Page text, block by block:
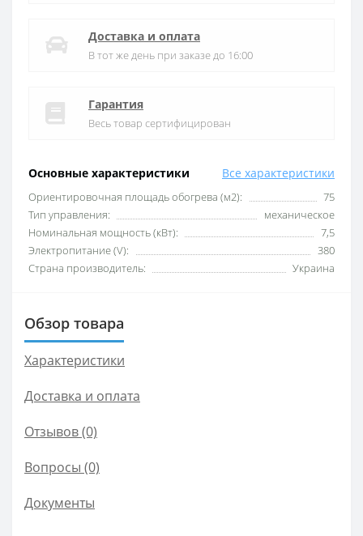
Основные характеристики Все характеристики
Ориентировочная площадь обогрева (м2):
75
Тип управления:
механическое
Номинальная мощность (кВт):
7,5
Электропитание (V):
380
Страна производитель:
Украина
Доставка и оплата
В тот же день при заказе до 16:00
Гарантия
Весь товар сертифицирован
Обзор товара
Характеристики
Доставка и оплата
Отзывов (0)
Вопросы (0)
Документы